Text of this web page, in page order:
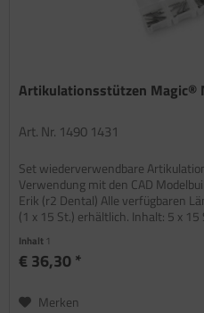
Artikulationsstützen Magic®
Art. Nr. 1490 1431
Set wiederverwendbare
Verwendung mit den CAD
Erik (r2 Dental) Alle verfügbaren
(1 x 15 St.) erhältlich. Inhalt: 5 x 15
Inhalt 1
€ 36,30 *
Merken